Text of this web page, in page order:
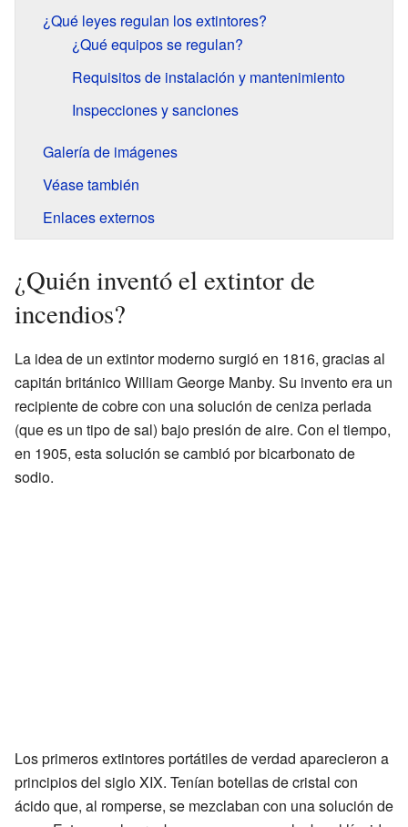
¿Qué leyes regulan los extintores?
¿Qué equipos se regulan?
Requisitos de instalación y mantenimiento
Inspecciones y sanciones
Galería de imágenes
Véase también
Enlaces externos
¿Quién inventó el extintor de
incendios?
La idea de un extintor moderno surgió en 1816, gracias al
capitán británico William George Manby. Su invento era un
recipiente de cobre con una solución de ceniza perlada
(que es un tipo de sal) bajo presión de aire. Con el tiempo,
en 1905, esta solución se cambió por bicarbonato de
sodio.
Los primeros extintores portátiles de verdad aparecieron a
principios del siglo XIX. Tenían botellas de cristal con
ácido que, al romperse, se mezclaban con una solución de